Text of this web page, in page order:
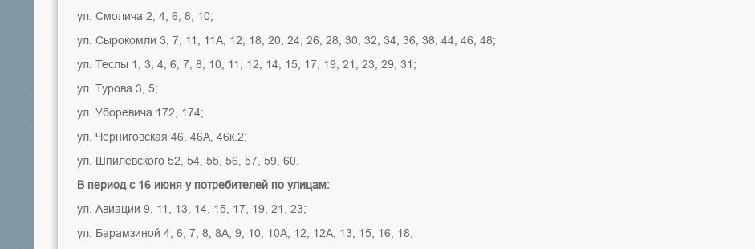
ул. Смолича 2, 4, 6, 8, 10;
ул. Сырокомли 3, 7, 11, 11А, 12, 18, 20, 24, 26, 28, 30, 32, 34, 36, 38, 44, 46, 48;
ул. Теслы 1, 3, 4, 6, 7, 8, 10, 11, 12, 14, 15, 17, 19, 21, 23, 29, 31;
ул. Турова 3, 5;
ул. Уборевича 172, 174;
ул. Черниговская 46, 46А, 46к.2;
ул. Шпилевского 52, 54, 55, 56, 57, 59, 60.
В период с 16 июня у потребителей по улицам:
ул. Авиации 9, 11, 13, 14, 15, 17, 19, 21, 23;
ул. Барамзиной 4, 6, 7, 8, 8А, 9, 10, 10А, 12, 12А, 13, 15, 16, 18;